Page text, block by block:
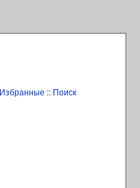
Избранные :: Поиск